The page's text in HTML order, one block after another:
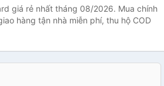
giá rẻ nhất tháng 08/2026. Mua chính
hàng tận nhà miễn phí, thu hộ COD